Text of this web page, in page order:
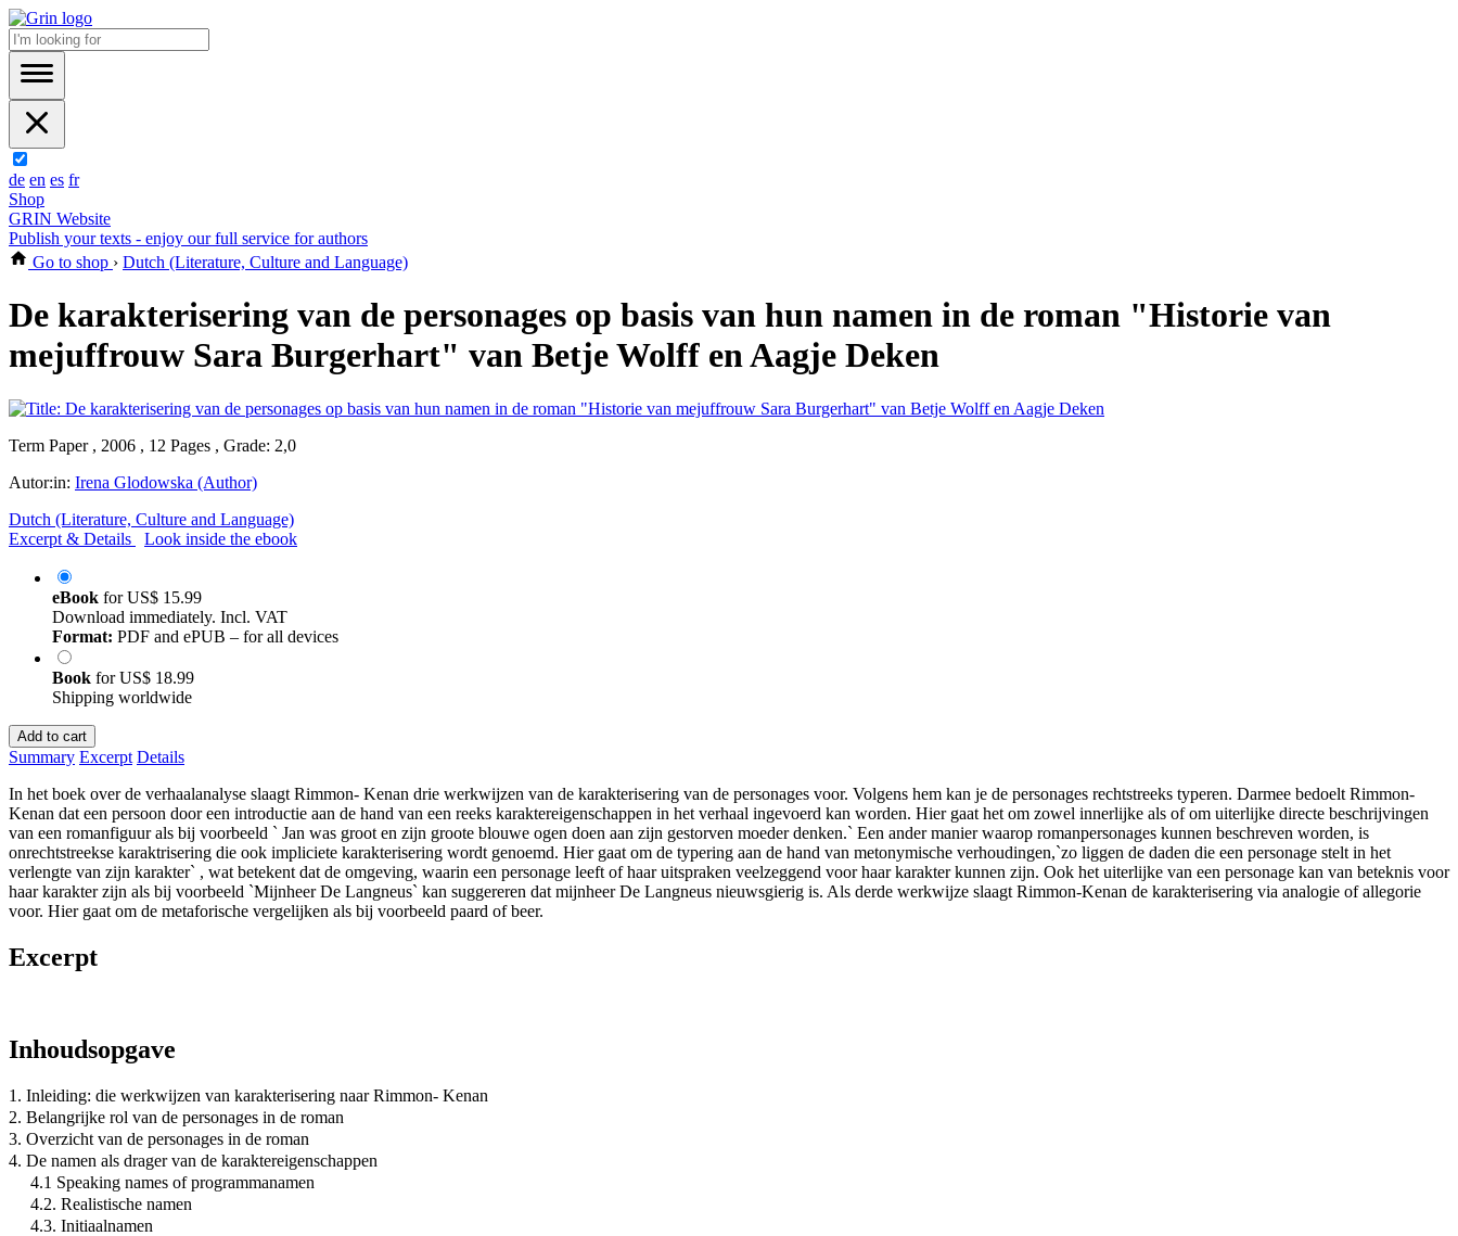
de en es fr
Shop
GRIN Website
Publish your texts - enjoy our full service for authors
Go to shop › Dutch (Literature, Culture and Language)
De karakterisering van de personages op basis van hun namen in de roman "Historie van
mejuffrouw Sara Burgerhart" van Betje Wolff en Aagje Deken
Term Paper , 2006 , 12 Pages , Grade: 2,0
Autor:in: Irena Glodowska (Author)
Dutch (Literature, Culture and Language)
Excerpt & Details
Look inside the ebook
eBook forUS$ 15.99
Download immediately. Incl. VAT
Format: PDF and ePUB – for all devices
Book forUS$ 18.99
Shipping worldwide
Add to cart
Summary Excerpt Details
In het boek over de verhaalanalyse slaagt Rimmon- Kenan drie werkwijzen van de karakterisering van de personages voor. Volgens hem kan je de personages rechtstreeks typeren. Darmee bedoelt Rimmon-
Kenan dat een persoon door een introductie aan de hand van een reeks karaktereigenschappen in het verhaal ingevoerd kan worden. Hier gaat het om zowel innerlijke als of om uiterlijke directe beschrijvingen
van een romanfiguur als bij voorbeeld ` Jan was groot en zijn groote blouwe ogen doen aan zijn gestorven moeder denken.` Een ander manier waarop romanpersonages kunnen beschreven worden, is
onrechtstreekse karaktrisering die ook impliciete karakterisering wordt genoemd. Hier gaat om de typering aan de hand van metonymische verhoudingen,`zo liggen de daden die een personage stelt in het
verlengte van zijn karakter` , wat betekent dat de omgeving, waarin een personage leeft of haar uitspraken veelzeggend voor haar karakter kunnen zijn. Ook het uiterlijke van een personage kan van beteknis voor
haar karakter zijn als bij voorbeeld `Mijnheer De Langneus` kan suggereren dat mijnheer De Langneus nieuwsgierig is. Als derde werkwijze slaagt Rimmon-Kenan de karakterisering via analogie of allegorie
voor. Hier gaat om de metaforische vergelijken als bij voorbeeld paard of beer.
Excerpt
Inhoudsopgave
1. Inleiding: die werkwijzen van karakterisering naar Rimmon- Kenan
2. Belangrijke rol van de personages in de roman
3. Overzicht van de personages in de roman
4. De namen als drager van de karaktereigenschappen
4.1 Speaking names of programmanamen
4.2. Realistische namen
4.3. Initiaalnamen